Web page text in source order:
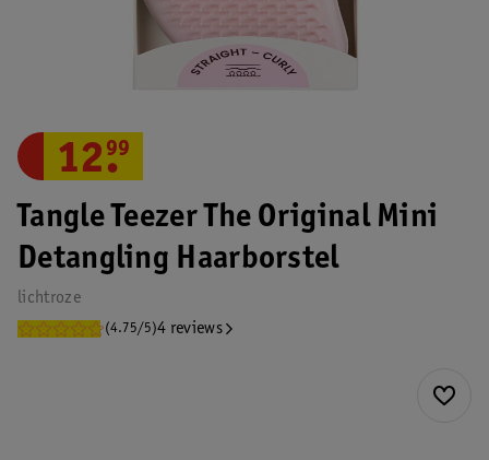
Tangle Teezer The Original Mini
Detangling Haarborstel
lichtroze
(4.75/5)4 reviews
12.
99